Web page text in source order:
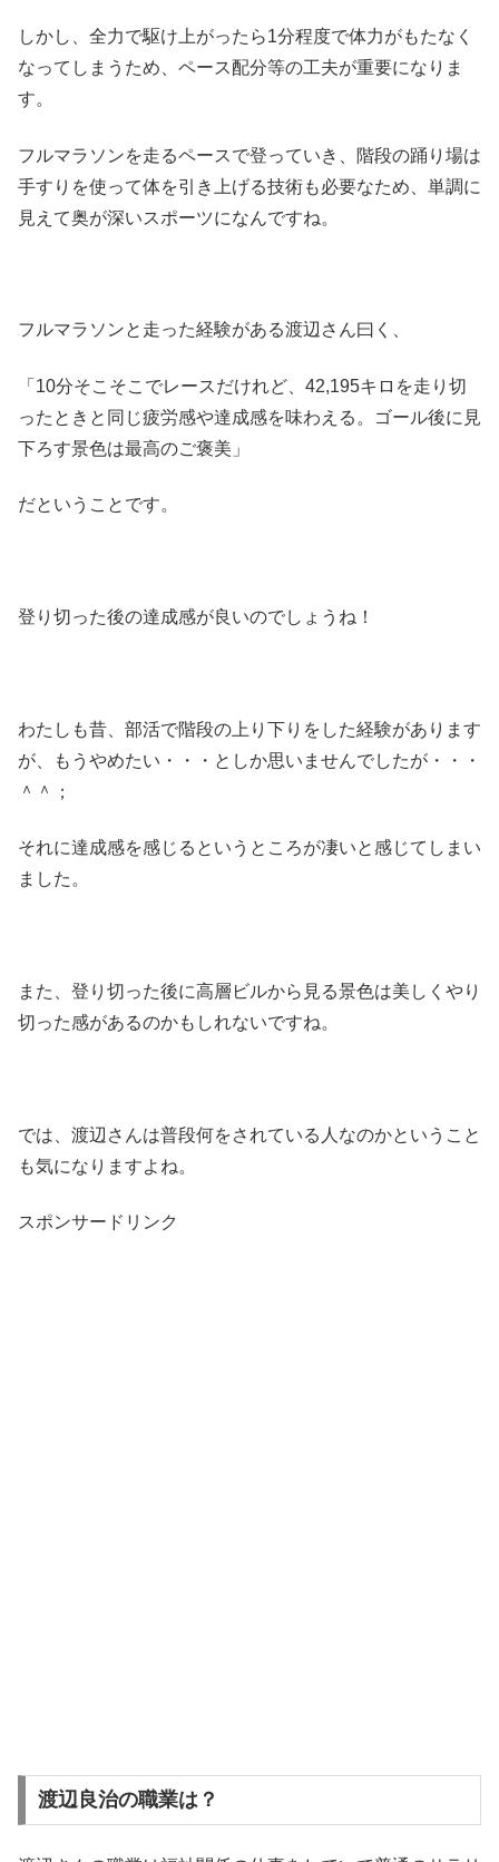
しかし、全力で駆け上がったら1分程度で体力がもたなく
なってしまうため、ペース配分等の工夫が重要になりま
す。
フルマラソンを走るペースで登っていき、階段の踊り場は
手すりを使って体を引き上げる技術も必要なため、単調に
見えて奥が深いスポーツになんですね。
フルマラソンと走った経験がある渡辺さん曰く、
「10分そこそこでレースだけれど、42,195キロを走り切
ったときと同じ疲労感や達成感を味わえる。ゴール後に見
下ろす景色は最高のご褒美」
だということです。
登り切った後の達成感が良いのでしょうね！
わたしも昔、部活で階段の上り下りをした経験があります
が、もうやめたい・・・としか思いませんでしたが・・・
＾＾；
それに達成感を感じるというところが凄いと感じてしまい
ました。
また、登り切った後に高層ビルから見る景色は美しくやり
切った感があるのかもしれないですね。
では、渡辺さんは普段何をされている人なのかということ
も気になりますよね。
スポンサードリンク
渡辺良治の職業は？